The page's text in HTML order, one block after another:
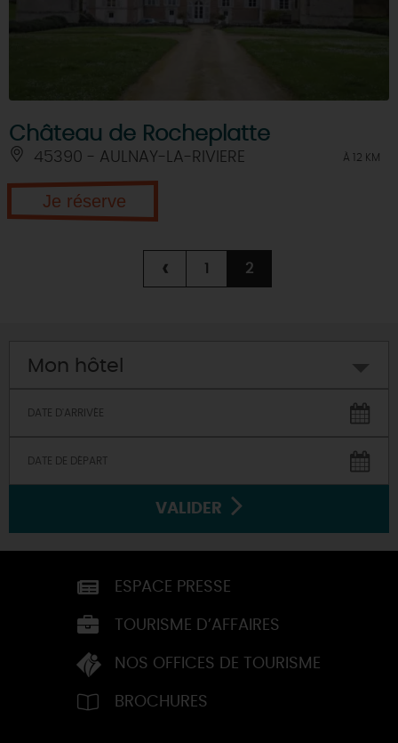
Château de Rocheplatte
45390 - AULNAY-LA-RIVIERE À 12 KM
Je réserve
‹ 1 2
Mon hôtel
VALIDER
ESPACE PRESSE
TOURISME D’AFFAIRES
NOS OFFICES DE TOURISME
BROCHURES